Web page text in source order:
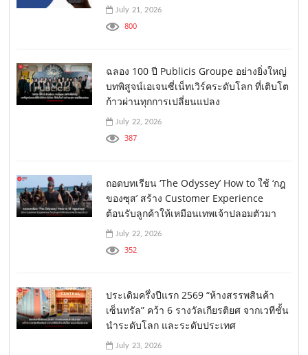
July 21, 2026
800
ฉลอง 100 ปี Publicis Groupe อย่างยิ่งใหญ่
บทพิสูจน์เอเจนซี่เน็ทเวิร์คระดับโลก ที่เติบโต
ก้าวผ่านทุกการเปลี่ยนแปลง
July 22, 2026
387
ถอดบทเรียน ‘The Odyssey’ How to ใช้ ‘กฎ
ของซุส’ สร้าง Customer Experience
ต้อนรับลูกค้าให้เหมือนเทพเจ้าปลอมตัวมา
July 22, 2026
352
ประเดิมครึ่งปีแรก 2569 “ห้างสรรพสินค้า
เซ็นทรัล” คว้า 6 รางวัลเกียรติยศ จากเวทีชั้น
นำระดับโลก และระดับประเทศ
July 23, 2026